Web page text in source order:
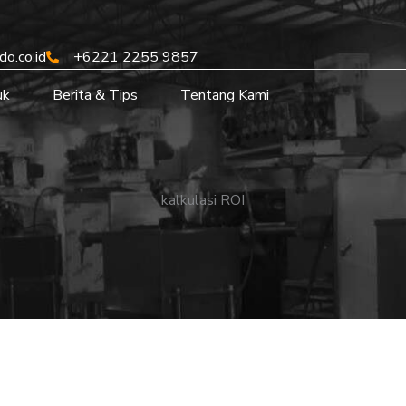
+6221 2255 9857
Berita & Tips Tentang Kami
kalkulasi ROI